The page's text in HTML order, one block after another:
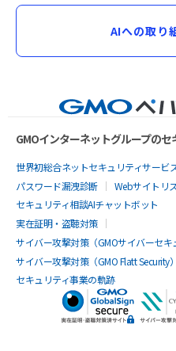
AIへの取り
GMOインターネットグループの
世界初総合ネットセキュリティサービ
パスワード漏洩診断
Webサイトリ
セキュリティ相談AIチャットボット
実在証明・盗聴対策
サイバー攻撃対策（GMOサイバーセキ
サイバー攻撃対策（GMO Flatt Security）
セキュリティ事業の軌跡